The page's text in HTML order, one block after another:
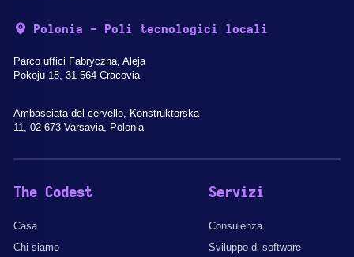
Polonia - Poli tecnologici locali
Parco uffici Fabryczna, Aleja
Pokoju 18, 31-564 Cracovia
Ambasciata del cervello, Konstruktorska
11, 02-673 Varsavia, Polonia
The Codest
Casa
Chi siamo
Servizi
Consulenza
Sviluppo di software